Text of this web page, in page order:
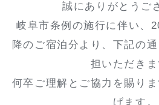
誠にありがとうご
岐阜市条例の施行に伴い、
降のご宿泊分より、下記の
担いただきま
何卒ご理解とご協力を賜り
げます。